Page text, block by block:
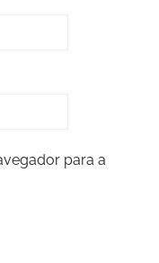
para a